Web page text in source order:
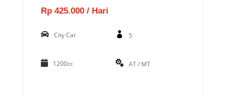
Rp 425.000 / Hari
City Car 5
1200cc AT / MT